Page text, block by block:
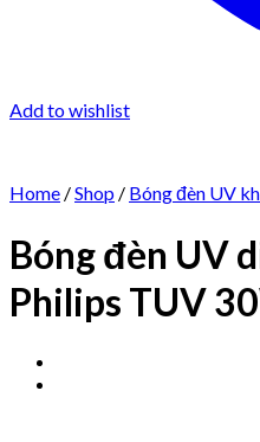
Add to wishlist
Home /Shop / Bóng đèn UV
Bóng đèn UV
Philips TUV